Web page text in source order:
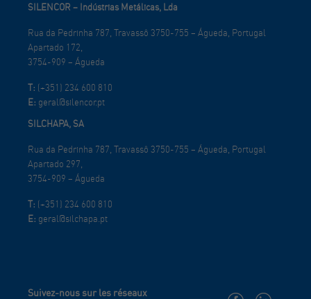
SILENCOR – Indústrias Metálicas, Lda
Rua da Pedrinha 787, Travassô 3750-755 – Águeda, Portugal
Apartado 172,
3754-909 – Águeda
T: (+351) 234 600 810
E: geral@silencor.pt
SILCHAPA, SA
Rua da Pedrinha 787, Travassô 3750-755 – Águeda, Portugal
Apartado 297,
3754-909 – Águeda
T: (+351) 234 600 810
E: geral@silchapa.pt
Suivez-nous sur les réseaux